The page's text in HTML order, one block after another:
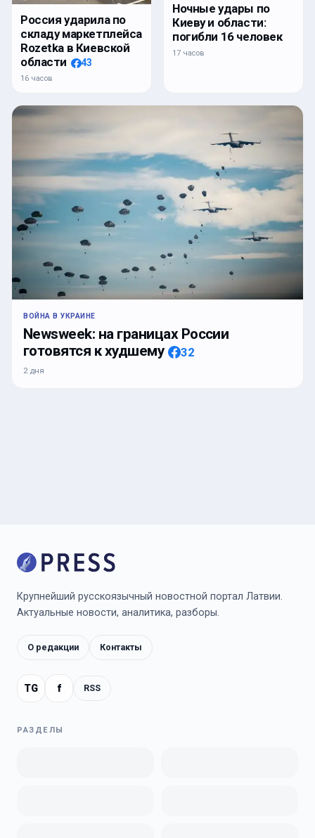
Россия ударила по
складу маркетплейса
Rozetka в Киевской
области
43
16 часов
Ночные удары по
Киеву и области:
погибли 16 человек
17 часов
ВОЙНА В УКРАИНЕ
Newsweek: на границах России
готовятся к худшему
32
2 дня
Крупнейший русскоязычный новостной портал Латвии.
Актуальные новости, аналитика, разборы.
О редакции Контакты
TG f RSS
РАЗДЕЛЫ